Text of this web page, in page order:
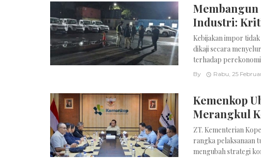
Membangun
Industri:
Kebijakan impor
dikaji secara
terhadap
By Rabu, 25
Kemenkop
Merangkul
ZT. Kementerian
rangka pelaksanaan
mengubah strategi